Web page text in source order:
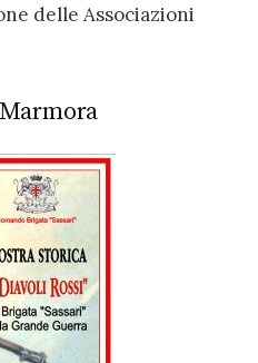
delle Associazioni